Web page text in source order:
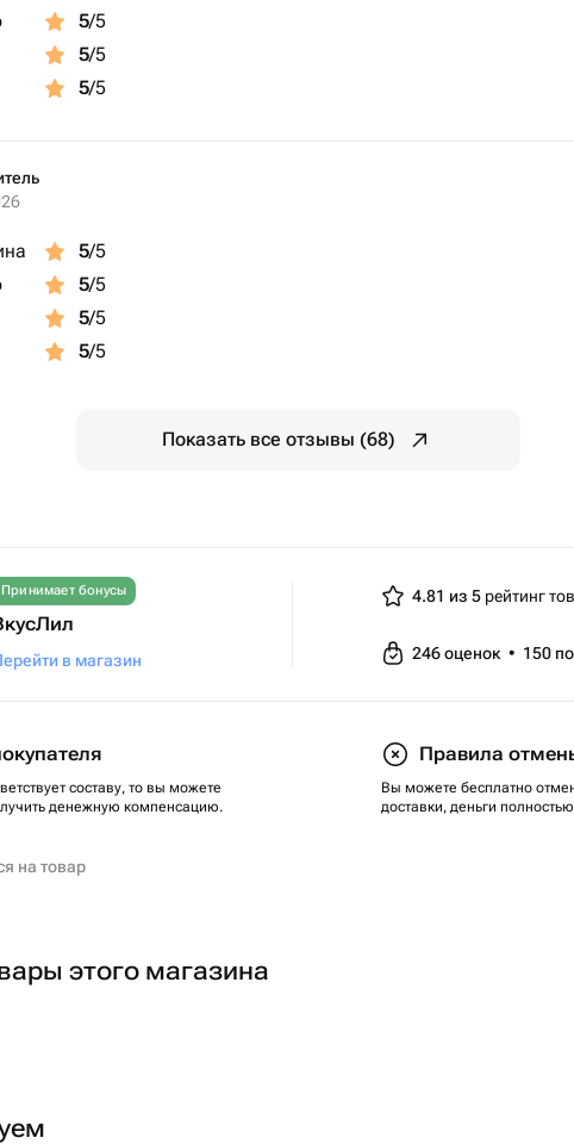
5/5
5/5
5/5
5/5
5/5
5/5
5/5
Показать все отзывы (68)
Принимает бонусы
в магазин
4.81 из 5 рейтинг
246оценок • 150
составу, то вы можете
денежную компенсацию.
Правила
Вы можете бесплатно
доставки, деньги
на товар
этого магазина